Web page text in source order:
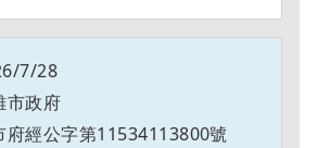
7/28
市政府
府經公字第11534113800號